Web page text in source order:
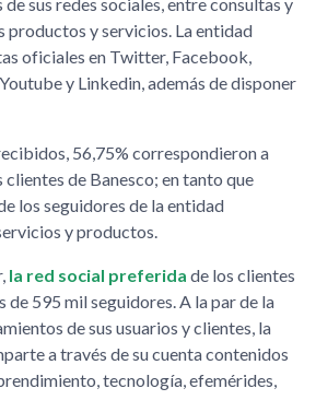
productos y servicios. La entidad
oficiales en Twitter, Facebook,
y Linkedin, además de disponer
56,75% correspondieron a
de Banesco; en tanto que
los seguidores de la entidad
y productos.
la red social preferida de los clientes
de 595 mil seguidores. A la par de la
de sus usuarios y clientes, la
a través de su cuenta contenidos
tecnología, efemérides,